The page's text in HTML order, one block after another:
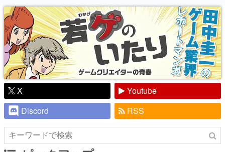
り】
X
Youtube
Discord
RSS